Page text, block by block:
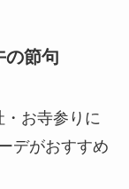
の節句
お寺参りに
デがおすすめ